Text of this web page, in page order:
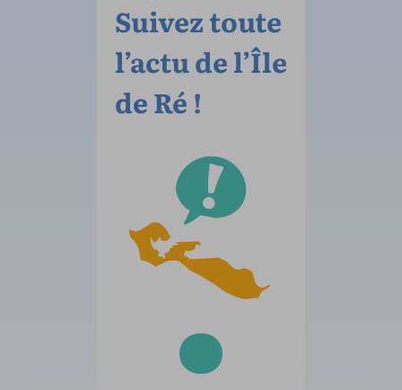
Suivez toute
l’actu de l’Île
de Ré !